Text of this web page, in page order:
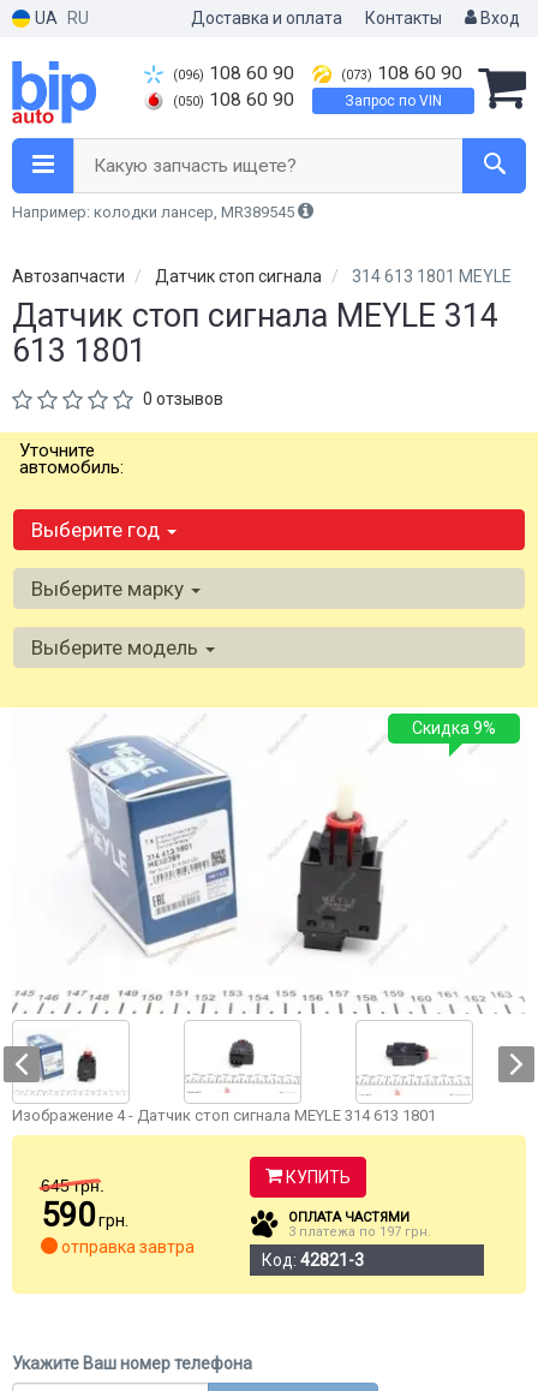
UA RU Доставка и оплата Контакты Вход
(096) 108 60 90
(050) 108 60 90
(073) 108 60 90
Запрос по VIN
Какую запчасть ищете?
Например: колодки лансер, MR389545
Автозапчасти Датчик стоп сигнала 314 613 1801 MEYLE
Датчик стоп сигнала MEYLE 314
613 1801
0 отзывов
Уточните
автомобиль:
Выберите год
Выберите марку
Выберите модель
Скидка 9%
Изображение 4 - Датчик стоп сигнала MEYLE 314 613 1801
645 грн.
590грн.
отправка завтра
КУПИТЬ
ОПЛАТА ЧАСТЯМИ
3 платежа по 197 грн.
Код: 42821-3
Укажите Ваш номер телефона